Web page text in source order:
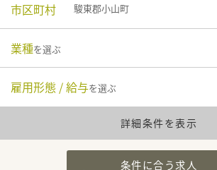
市区町村 駿東郡小山町
業種を選ぶ
雇用形態 / 給与を選ぶ
詳細条件を表示
条件に合う求人